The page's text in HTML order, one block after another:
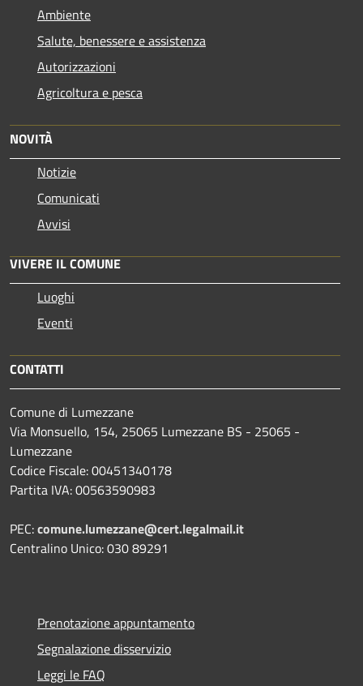
Ambiente
Salute, benessere e assistenza
Autorizzazioni
Agricoltura e pesca
NOVITÀ
Notizie
Comunicati
Avvisi
VIVERE IL COMUNE
Luoghi
Eventi
CONTATTI
Comune di Lumezzane
Via Monsuello, 154, 25065 Lumezzane BS - 25065 -
Lumezzane
Codice Fiscale: 00451340178
Partita IVA: 00563590983
PEC:comune.lumezzane@cert.legalmail.it
Centralino Unico: 030 89291
Prenotazione appuntamento
Segnalazione disservizio
Leggi le FAQ